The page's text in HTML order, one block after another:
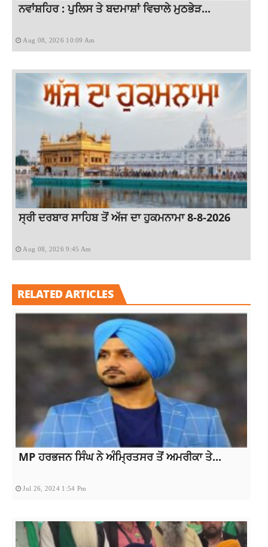
ਨਵਾਂਸ਼ਹਿਰ : ਪੁਲਿਸ ਤੇ ਬਦਮਾਸ਼ਾਂ ਵਿਚਾਲੇ ਮੁਠਭੇੜ...
Aug 08, 2026 10:09 Am
ਸ੍ਰੀ ਦਰਬਾਰ ਸਾਹਿਬ ਤੋਂ ਅੱਜ ਦਾ ਹੁਕਮਨਾਮਾ 8-8-2026
Aug 08, 2026 9:45 Am
RELATED ARTICLES
MP ਹਰਭਜਨ ਸਿੰਘ ਨੇ ਅੰਮ੍ਰਿਤਸਰ ਤੋਂ ਅਮਰੀਕਾ ਤੇ...
Jul 26, 2024 1:54 Pm